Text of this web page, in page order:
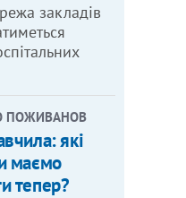
закладів
ПОЖИВАНОВ
які
маємо
тепер?